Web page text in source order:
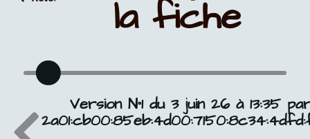
la fiche
Version N°1 du 3 juin 26 à 13:35